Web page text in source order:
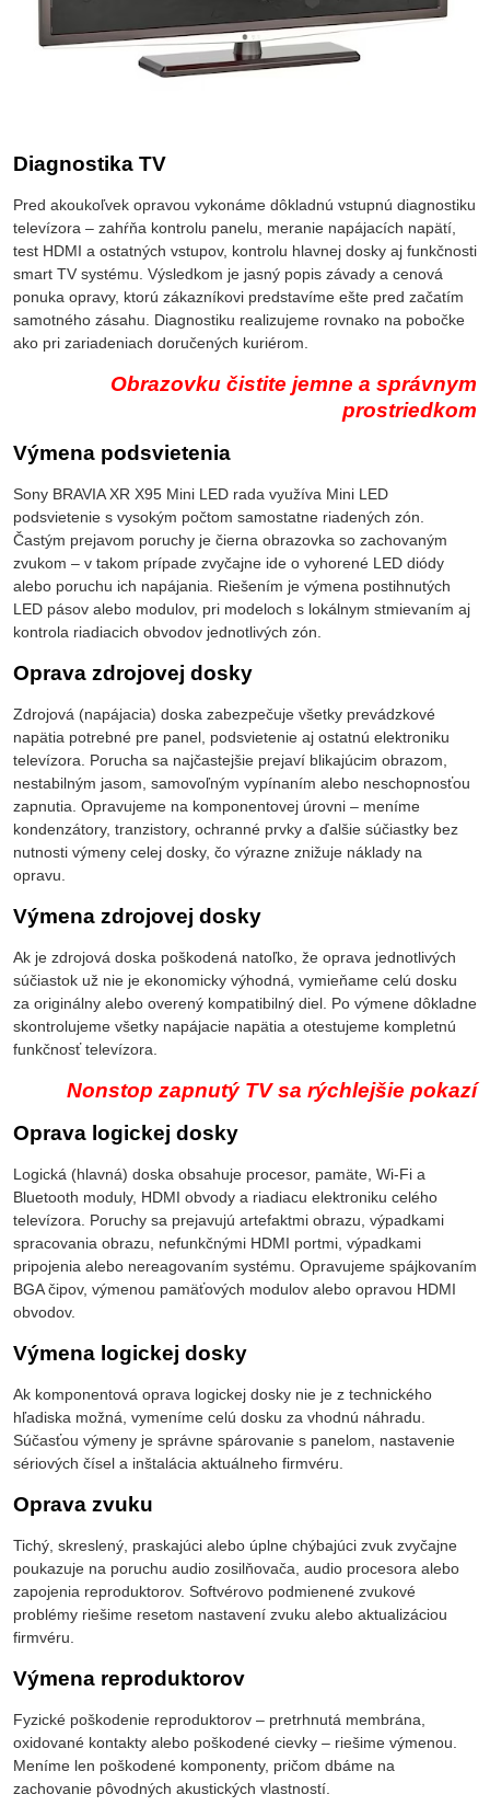
Diagnostika TV
Pred akoukoľvek opravou vykonáme dôkladnú vstupnú diagnostiku
televízora – zahŕňa kontrolu panelu, meranie napájacích napätí,
test HDMI a ostatných vstupov, kontrolu hlavnej dosky aj funkčnosti
smart TV systému. Výsledkom je jasný popis závady a cenová
ponuka opravy, ktorú zákazníkovi predstavíme ešte pred začatím
samotného zásahu. Diagnostiku realizujeme rovnako na pobočke
ako pri zariadeniach doručených kuriérom.
Obrazovku čistite jemne a správnym
prostriedkom
Výmena podsvietenia
Sony BRAVIA XR X95 Mini LED rada využíva Mini LED
podsvietenie s vysokým počtom samostatne riadených zón.
Častým prejavom poruchy je čierna obrazovka so zachovaným
zvukom – v takom prípade zvyčajne ide o vyhorené LED diódy
alebo poruchu ich napájania. Riešením je výmena postihnutých
LED pásov alebo modulov, pri modeloch s lokálnym stmievaním aj
kontrola riadiacich obvodov jednotlivých zón.
Oprava zdrojovej dosky
Zdrojová (napájacia) doska zabezpečuje všetky prevádzkové
napätia potrebné pre panel, podsvietenie aj ostatnú elektroniku
televízora. Porucha sa najčastejšie prejaví blikajúcim obrazom,
nestabilným jasom, samovoľným vypínaním alebo neschopnosťou
zapnutia. Opravujeme na komponentovej úrovni – meníme
kondenzátory, tranzistory, ochranné prvky a ďalšie súčiastky bez
nutnosti výmeny celej dosky, čo výrazne znižuje náklady na
opravu.
Výmena zdrojovej dosky
Ak je zdrojová doska poškodená natoľko, že oprava jednotlivých
súčiastok už nie je ekonomicky výhodná, vymieňame celú dosku
za originálny alebo overený kompatibilný diel. Po výmene dôkladne
skontrolujeme všetky napájacie napätia a otestujeme kompletnú
funkčnosť televízora.
Nonstop zapnutý TV sa rýchlejšie pokazí
Oprava logickej dosky
Logická (hlavná) doska obsahuje procesor, pamäte, Wi-Fi a
Bluetooth moduly, HDMI obvody a riadiacu elektroniku celého
televízora. Poruchy sa prejavujú artefaktmi obrazu, výpadkami
spracovania obrazu, nefunkčnými HDMI portmi, výpadkami
pripojenia alebo nereagovaním systému. Opravujeme spájkovaním
BGA čipov, výmenou pamäťových modulov alebo opravou HDMI
obvodov.
Výmena logickej dosky
Ak komponentová oprava logickej dosky nie je z technického
hľadiska možná, vymeníme celú dosku za vhodnú náhradu.
Súčasťou výmeny je správne spárovanie s panelom, nastavenie
sériových čísel a inštalácia aktuálneho firmvéru.
Oprava zvuku
Tichý, skreslený, praskajúci alebo úplne chýbajúci zvuk zvyčajne
poukazuje na poruchu audio zosilňovača, audio procesora alebo
zapojenia reproduktorov. Softvérovo podmienené zvukové
problémy riešime resetom nastavení zvuku alebo aktualizáciou
firmvéru.
Výmena reproduktorov
Fyzické poškodenie reproduktorov – pretrhnutá membrána,
oxidované kontakty alebo poškodené cievky – riešime výmenou.
Meníme len poškodené komponenty, pričom dbáme na
zachovanie pôvodných akustických vlastností.